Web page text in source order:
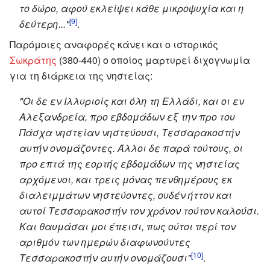
το δώρο, αφού εκλείψει κάθε μικροψυχία και η
δεύτερη..."[9].
Παρόμοιες αναφορές κάνει και ο ιστορικός
Σωκράτης (380-440) ο οποίος μαρτυρεί διχογνωμία
για τη διάρκεια της νηστείας:
"Οι δε εν Ιλλυριοίς και όλη τη Ελλάδι, και οι εν
Αλεξανδρεία, προ εβδομάδων εξ την προ του
Πάσχα νηστείαν νηστεύουσι, Τεσσαρακοστήν
αυτήν ονομάζοντες. Άλλοι δε παρά τούτους, οι
προ επτά της εορτής εβδομάδων της νηστείας
αρχόμενοι, και τρεις μόνας πενθημέρους εκ
διαλειμμάτων νηστεύοντες, ουδέν ήττον και
αυτοί Τεσσαρακοστήν τον χρόνον τούτον καλούσι.
Και θαυμάσαι μοι έπεισι, πως ούτοι περί τον
αριθμόν των ημερών διαφωνούντες
Τεσσαρακοστήν αυτήν ονομάζουσι"[10].